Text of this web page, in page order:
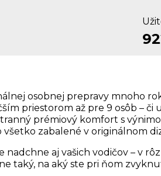
osobnej prepravy mnoho
priestorom až pre 9 osôb –
prémiový komfort s
zabalené v originálnom
aj vašich vodičov – v
taký, na aký ste pri ňom